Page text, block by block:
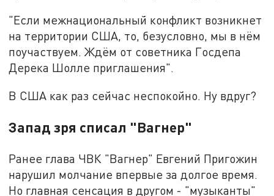
"Если межнациональный конфликт возникнет
на территории США, то, безусловно, мы в нём
поучаствуем. Ждём от советника Госдепа
Дерека Шолле приглашения".
В США как раз сейчас неспокойно. Ну вдруг?
Запад зря списал "Вагнер"
Ранее глава ЧВК "Вагнер" Евгений Пригожин
нарушил молчание впервые за долгое время.
Но главная сенсация в другом - "музыканты"